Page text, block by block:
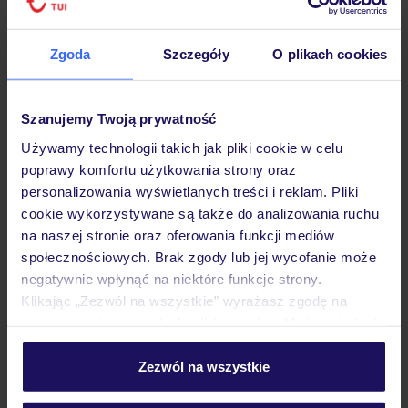
Zgoda Szczegóły O plikach cookies
Szanujemy Twoją prywatność
Używamy technologii takich jak pliki cookie w celu
poprawy komfortu użytkowania strony oraz
personalizowania wyświetlanych treści i reklam. Pliki
cookie wykorzystywane są także do analizowania ruchu
na naszej stronie oraz oferowania funkcji mediów
społecznościowych. Brak zgody lub jej wycofanie może
negatywnie wpłynąć na niektóre funkcje strony.
Klikając „Zezwól na wszystkie” wyrażasz zgodę na
personalizować swój wybór wchodząc w zakładkę
Szczegółowe informacje o plikach cookie znajdziesz
Zezwól na wszystkie
Hotel
Pokoje
Wyżywienie
Atrakcje